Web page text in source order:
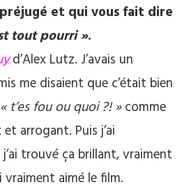
préjugé et qui vous fait dire
tout pourri ».
d’Alex Lutz. J’avais un
me disaient que c’était bien
« t’es fou ou quoi ?! »comme
arrogant. Puis j’ai
trouvé ça brillant, vraiment
vraiment aimé le film.